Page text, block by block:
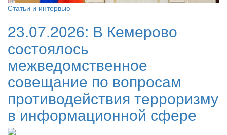
Статьи и интервью
23.07.2026: В Кемерово
состоялось
межведомственное
совещание по вопросам
противодействия терроризму
в информационной сфере